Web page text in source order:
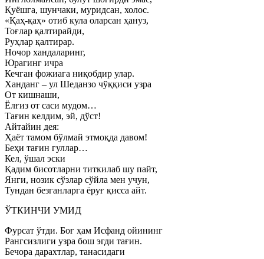
Қуёшга, шунчаки, муридсан, холос.
«Қаҳ-қаҳ» отиб кула оларсан ҳануз,
Тоғлар қалтирайди,
Руҳлар қалтирар.
Ночор хандаларинг,
Юрагинг ичра
Кечган фожиага ниқобдир улар.
Ханданг – ул Шеданзо чўққиси узра
От кишнаши,
Ёлғиз от саси мудом…
Тағин келдим, эй, дўст!
Айтайин дея:
Ҳаёт тамом бўлмай этмоқда давом!
Беҳи тағин гуллар…
Кел, ўшал эски
Қадим бисотларни титкилаб шу пайт,
Янги, нозик сўзлар сўйла мен учун,
Тундан безганларга ёруғ қисса айт.
ЎТКИНЧИ УМИД
Фурсат ўтди. Боғ ҳам Исфанд ойининг
Рангсизлиги узра бош эгди тағин.
Бечора дарахтлар, танасидаги